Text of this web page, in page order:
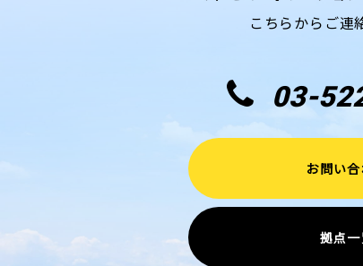
こちらからご連
03-
お問い
拠点